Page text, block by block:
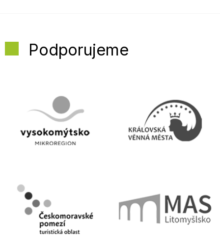
Podporujeme